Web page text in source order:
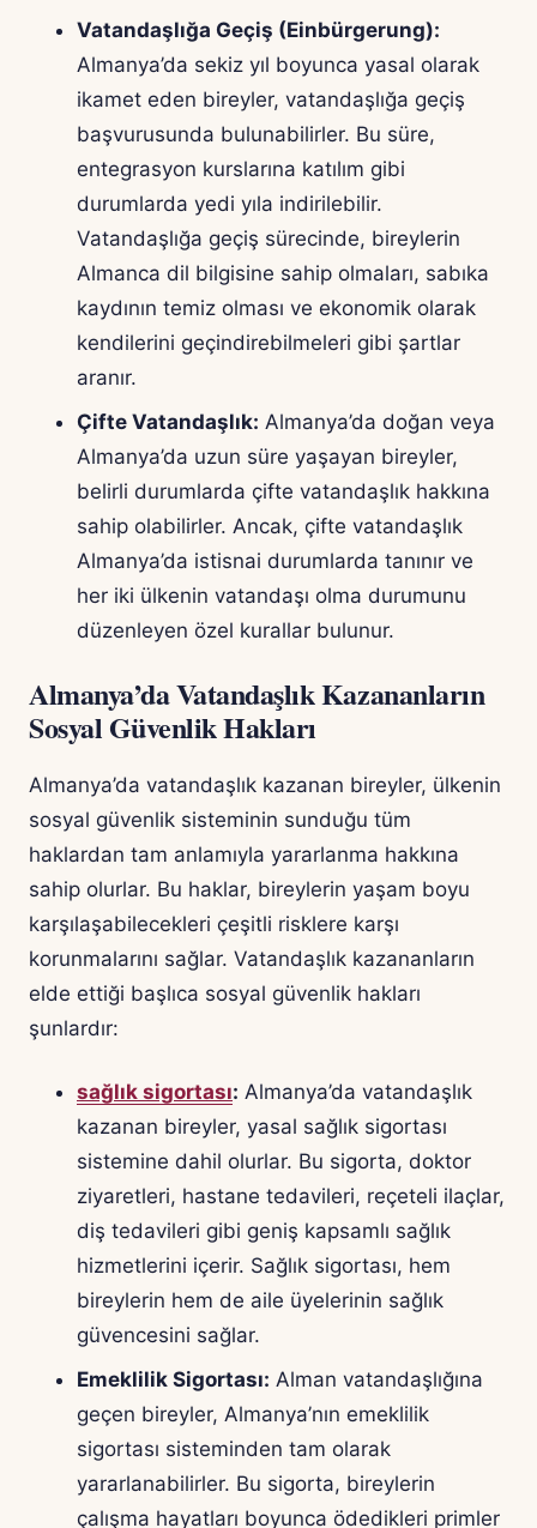
Vatandaşlığa Geçiş (Einbürgerung):
Almanya’da sekiz yıl boyunca yasal olarak
ikamet eden bireyler, vatandaşlığa geçiş
başvurusunda bulunabilirler. Bu süre,
entegrasyon kurslarına katılım gibi
durumlarda yedi yıla indirilebilir.
Vatandaşlığa geçiş sürecinde, bireylerin
Almanca dil bilgisine sahip olmaları, sabıka
kaydının temiz olması ve ekonomik olarak
kendilerini geçindirebilmeleri gibi şartlar
aranır.
Çifte Vatandaşlık: Almanya’da doğan veya
Almanya’da uzun süre yaşayan bireyler,
belirli durumlarda çifte vatandaşlık hakkına
sahip olabilirler. Ancak, çifte vatandaşlık
Almanya’da istisnai durumlarda tanınır ve
her iki ülkenin vatandaşı olma durumunu
düzenleyen özel kurallar bulunur.
Almanya’da Vatandaşlık Kazananların
Sosyal Güvenlik Hakları
Almanya’da vatandaşlık kazanan bireyler, ülkenin
sosyal güvenlik sisteminin sunduğu tüm
haklardan tam anlamıyla yararlanma hakkına
sahip olurlar. Bu haklar, bireylerin yaşam boyu
karşılaşabilecekleri çeşitli risklere karşı
korunmalarını sağlar. Vatandaşlık kazananların
elde ettiği başlıca sosyal güvenlik hakları
şunlardır:
sağlık sigortası: Almanya’da vatandaşlık
kazanan bireyler, yasal sağlık sigortası
sistemine dahil olurlar. Bu sigorta, doktor
ziyaretleri, hastane tedavileri, reçeteli ilaçlar,
diş tedavileri gibi geniş kapsamlı sağlık
hizmetlerini içerir. Sağlık sigortası, hem
bireylerin hem de aile üyelerinin sağlık
güvencesini sağlar.
Emeklilik Sigortası: Alman vatandaşlığına
geçen bireyler, Almanya’nın emeklilik
sigortası sisteminden tam olarak
yararlanabilirler. Bu sigorta, bireylerin
çalışma hayatları boyunca ödedikleri primler